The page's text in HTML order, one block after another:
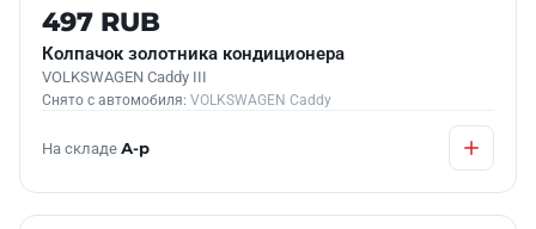
Б/У В НАЛИЧИИ
497 RUB
Колпачок золотника кондиционера
VOLKSWAGEN Caddy III
Снято с автомобиля: VOLKSWAGEN Caddy
На складе А-р